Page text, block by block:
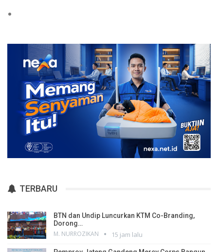
TERBARU
BTN dan Undip Luncurkan KTM Co-Branding,
Dorong…
M. NURROZIKAN 15 jam lalu